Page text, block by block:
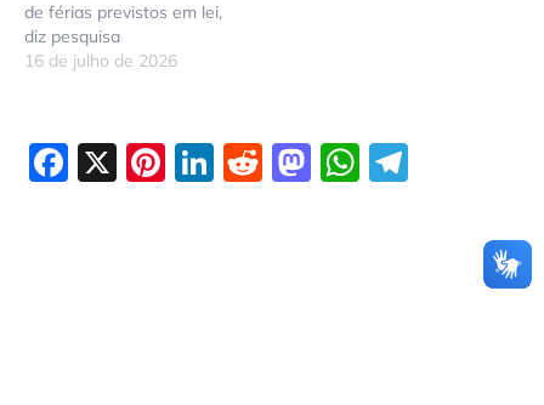
de férias previstos em lei,
diz pesquisa
16 de julho de 2026
Facebook
X Pinterest
LinkedIn
Reddit
Mastodon